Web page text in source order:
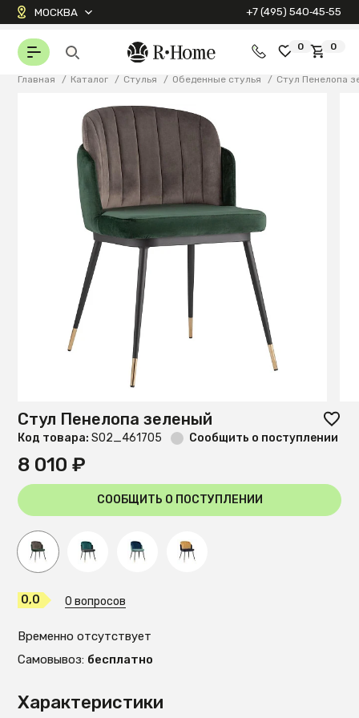
МОСКВА +7 (495) 540‑45‑55
0 0
Главная / Каталог / Стулья / Обеденные стулья / Стул Пенелопа
Характеристики
Стул Пенелопа зеленый
Код товара: S02_461705 Сообщить о поступлении
8 010 ₽
СООБЩИТЬ О ПОСТУПЛЕНИИ
0,0 0 вопросов
Временно отсутствует
Самовывоз: бесплатно